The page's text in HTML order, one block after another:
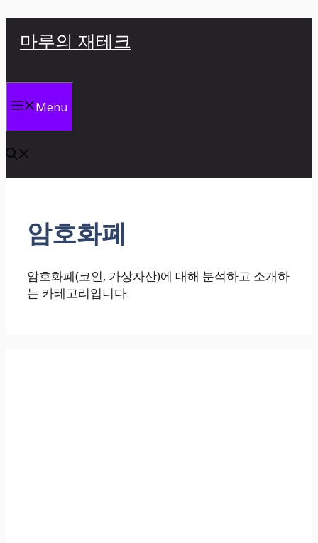
너
뛰
기
마루의 재테크
Menu
암호화폐
암호화폐(코인, 가상자산)에 대해 분석하고 소개하
는 카테고리입니다.